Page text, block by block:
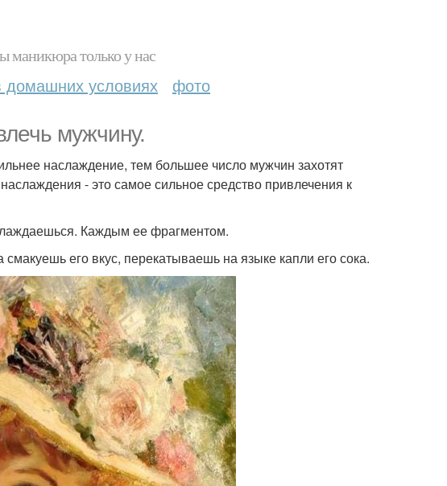
маникюра только у нас
условиях фото
мужчину.
наслаждение, тем большее число мужчин захотят
- это самое сильное средство привлечения к
Каждым ее фрагментом.
его вкус, перекатываешь на языке капли его сока.